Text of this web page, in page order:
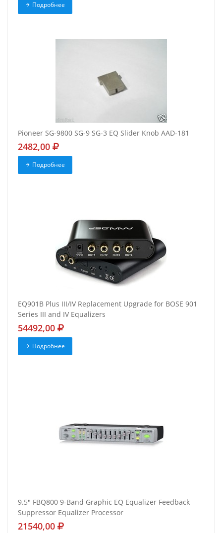
Подробнее
Pioneer SG-9800 SG-9 SG-3 EQ Slider Knob AAD-181
2482,00
Подробнее
EQ901B Plus III/IV Replacement Upgrade for BOSE 901
Series III and IV Equalizers
54492,00
Подробнее
9.5" FBQ800 9-Band Graphic EQ Equalizer Feedback
Suppressor Equalizer Processor
21540,00